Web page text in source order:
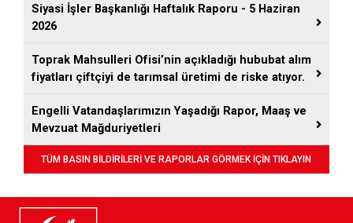
Siyasi İşler Başkanlığı Haftalık Raporu - 5 Haziran
2026
Toprak Mahsulleri Ofisi’nin açıkladığı hububat alım
fiyatları çiftçiyi de tarımsal üretimi de riske atıyor.
Engelli Vatandaşlarımızın Yaşadığı Rapor, Maaş ve
Mevzuat Mağduriyetleri
TÜM BASIN BİLDİRİLERİ VE RAPORLAR GÖRMEK İÇİN TIKLAYIN